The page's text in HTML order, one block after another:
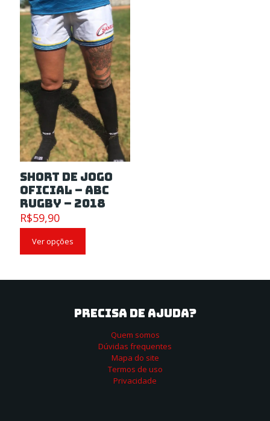
Short de Jogo
Oficial – ABC
Rugby – 2018
R$59,90
Ver opções
PRECISA DE AJUDA?
Quem somos
Dúvidas frequentes
Mapa do site
Termos de uso
Privacidade